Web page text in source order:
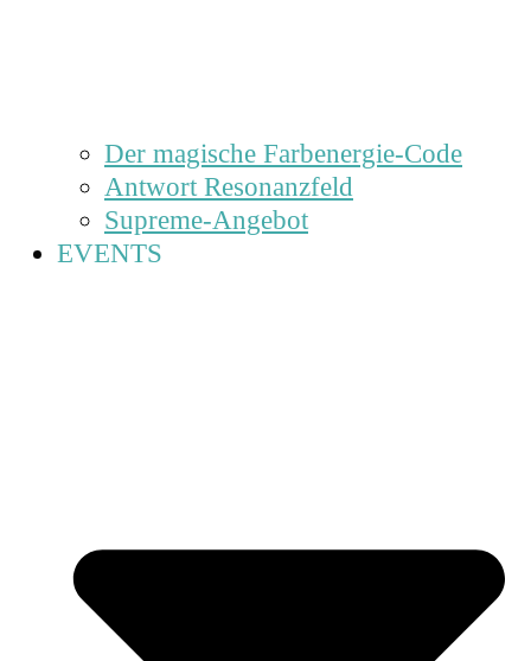
Der magische Farbenergie-Code
Antwort Resonanzfeld
Supreme-Angebot
EVENTS